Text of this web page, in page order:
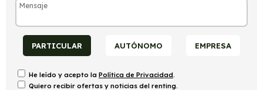
PARTICULAR AUTÓNOMO EMPRESA
He leído y acepto la Política de Privacidad.
Quiero recibir ofertas y noticias del renting.